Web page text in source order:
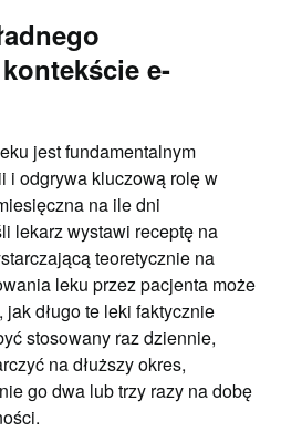
e-
jest fundamentalnym
i odgrywa kluczową rolę w
na ile dni
lekarz wystawi receptę na
teoretycznie na
leku przez pacjenta może
długo te leki faktycznie
stosowany raz dziennie,
na dłuższy okres,
go dwa lub trzy razy na dobę